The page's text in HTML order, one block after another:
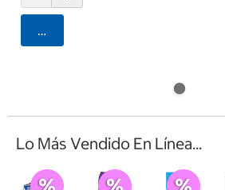
Agregar
Lo Más Vendido En Línea...